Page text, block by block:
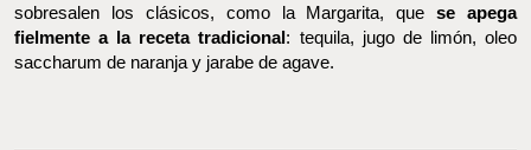
tradicional
: tequila, jugo de limón, oleo saccharum de naranja y
jarabe de agave.